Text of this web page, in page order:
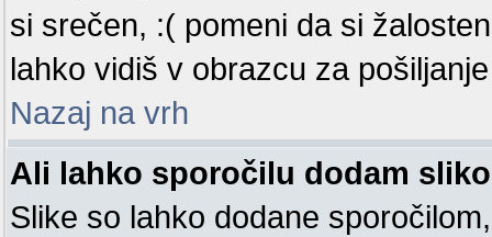
si srečen, :( pomeni da si
lahko vidiš v obrazcu za
Nazaj na vrh
Ali lahko sporočilu dodam
Slike so lahko dodane